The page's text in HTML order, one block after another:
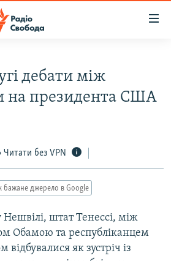
РОКІВ
дебати між
на президента США
Читати без VPN
бажане джерело в Google
Нешвілі, штат Тенессі, між
Обамою та республіканцем
як зустріч із